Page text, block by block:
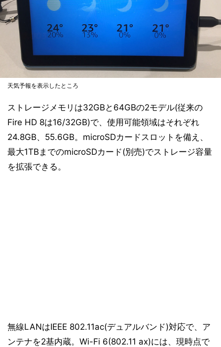
天気予報を表示したところ
ストレージメモリは32GBと64GBの2モデル(従来の
Fire HD 8は16/32GB)で、使用可能領域はそれぞれ
24.8GB、55.6GB。microSDカードスロットを備え、
最大1TBまでのmicroSDカード(別売)でストレージ容量
を拡張できる。
無線LANはIEEE 802.11ac(デュアルバンド)対応で、ア
ンテナを2基内蔵。Wi-Fi 6(802.11 ax)には、現時点で